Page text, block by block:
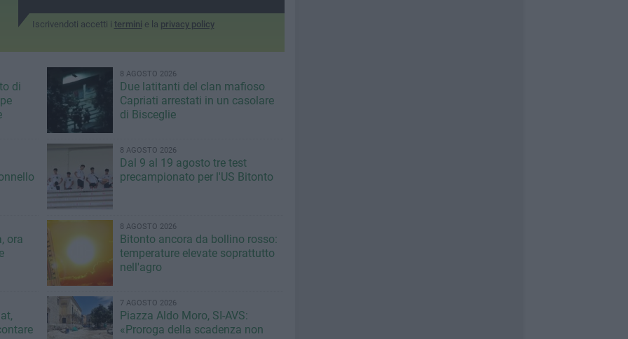
Iscrivendoti accetti i termini e la privacy policy
di
8 AGOSTO 2026
Due latitanti del clan mafioso
Capriati arrestati in un casolare
di Bisceglie
8 AGOSTO 2026
Dal 9 al 19 agosto tre test
precampionato per l'US Bitonto
ora
8 AGOSTO 2026
Bitonto ancora da bollino rosso:
temperature elevate soprattutto
nell'agro
7 AGOSTO 2026
Piazza Aldo Moro, SI-AVS:
«Proroga della scadenza non